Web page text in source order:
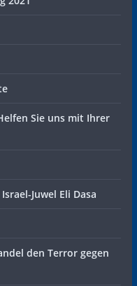
Sie uns mit Ihrer
Juwel Eli Dasa
den Terror gegen